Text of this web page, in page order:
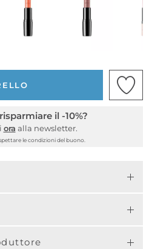
il -10%?
ora alla newsletter.
le condizioni del buono.